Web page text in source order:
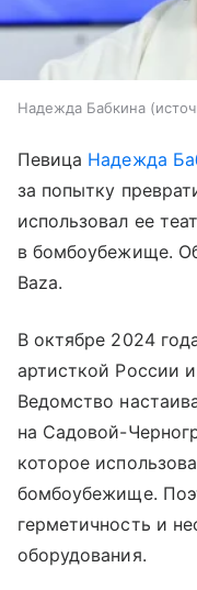
Надежда Бабкина
Певица Надежда
за попытку
использовал ее
в бомбоубежище.
Baza.
В октябре 2024
артисткой России
Ведомство
на Садовой-
которое
бомбоубежище.
герметичность и
оборудования.